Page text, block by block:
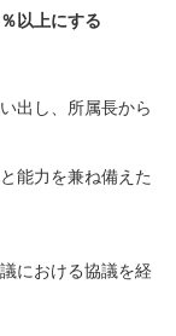
以上にする
出し、所属長から
能力を兼ね備えた
における協議を経